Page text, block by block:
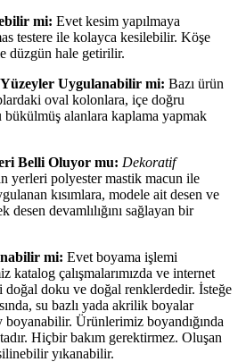
mi: Evet kesim yapılmaya
testere ile kolayca kesilebilir. Köşe
düzgün hale getirilir.
Uygulanabilir mi: Bazı ürün
oval kolonlara, içe doğru
bükülmüş alanlara kaplama yapmak
Belli Oluyor mu: Dekoratif
yerleri polyester mastik macun ile
kısımlara, modele ait desen ve
desen devamlılığını sağlayan bir
mi: Evet boyama işlemi
katalog çalışmalarımızda ve internet
doku ve doğal renklerdedir. İsteğe
su bazlı yada akrilik boyalar
Ürünlerimiz boyandığında
Hiçbir bakım gerektirmez. Oluşan
yıkanabilir.